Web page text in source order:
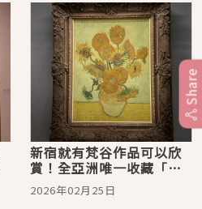
新宿就有梵谷作品可以欣
賞！全亞洲唯一收藏「向
日葵」的SOMPO美術館
2026年02月25日
Share